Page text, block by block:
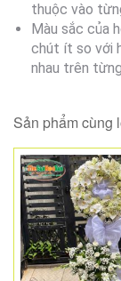
thuộc vào
Màu sắc của
chút ít so với
nhau trên
Sản phẩm cùng